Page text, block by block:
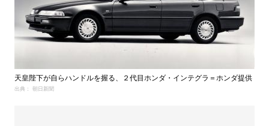
天皇陛下が自らハンドルを握る、２代目ホンダ・インテグラ＝ホンダ提供
出典： 朝日新聞